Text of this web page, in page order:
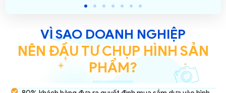
VÌ SAO DOANH NGHIỆP
NÊN ĐẦU TƯ CHỤP HÌNH SẢN
PHẨM?